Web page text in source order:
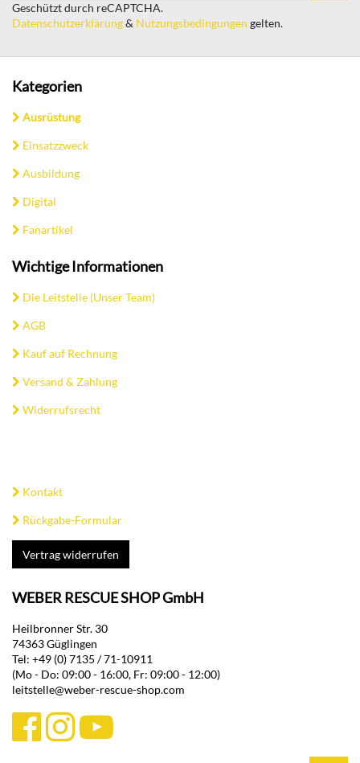
Geschützt durch reCAPTCHA.
Datenschutzerklärung& Nutzungsbedingungen gelten.
Kategorien
Ausrüstung
Einsatzzweck
Ausbildung
Digital
Fanartikel
Wichtige Informationen
Die Leitstelle (Unser Team)
AGB
Kauf auf Rechnung
Versand & Zahlung
Widerrufsrecht
Kontakt
Rückgabe-Formular
Vertrag widerrufen
WEBER RESCUE SHOP GmbH
Heilbronner Str. 30
74363 Güglingen
Tel: +49 (0) 7135 / 71-10911
(Mo - Do: 09:00 - 16:00, Fr: 09:00 - 12:00)
leitstelle@weber-rescue-shop.com